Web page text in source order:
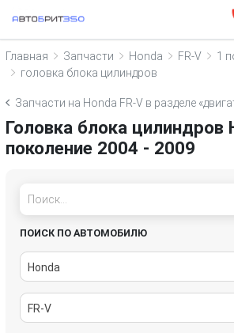
Главная Запчасти Honda FR-V
1
головка блока цилиндров
Запчасти на Honda FR-V в разделе
Головка блока цилиндров
поколение 2004 - 2009
ПОИСК ПО АВТОМОБИЛЮ
Honda
FR-V